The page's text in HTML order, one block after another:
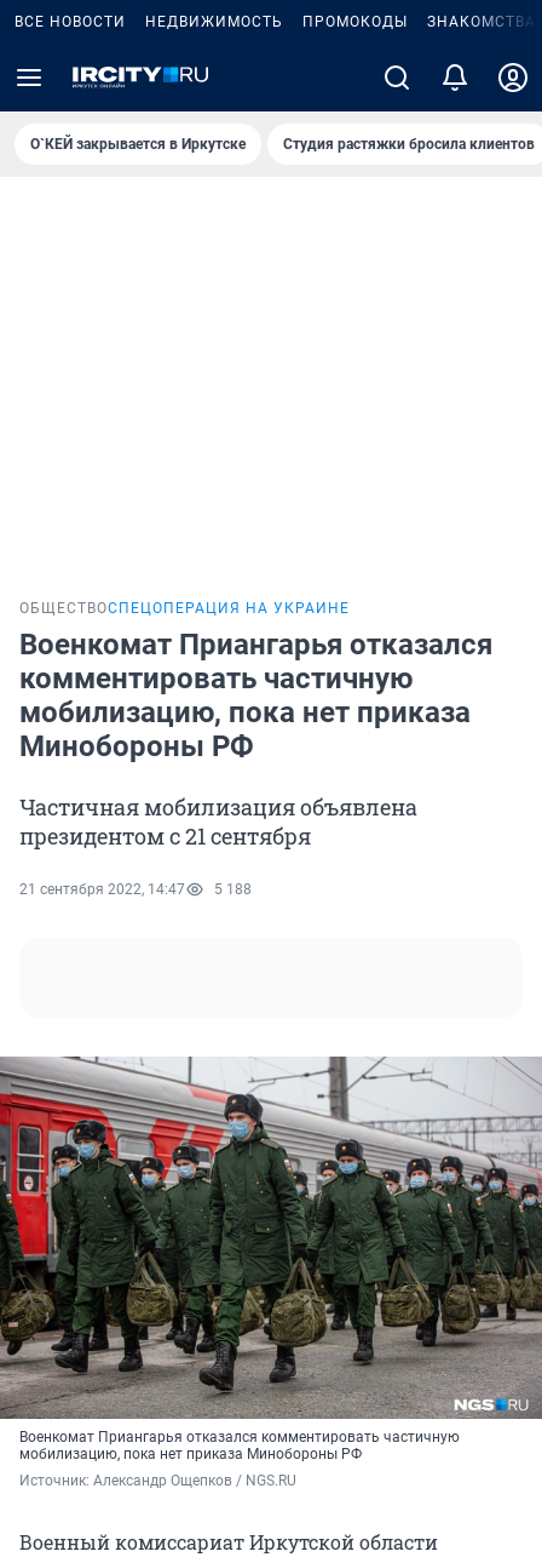
ВСЕ НОВОСТИ НЕДВИЖИМОСТЬ ПРОМОКОДЫ ЗНАКОМСТВА
О`КЕЙ закрывается в Иркутске Студия растяжки бросила клиентов
ОБЩЕСТВОСПЕЦОПЕРАЦИЯ НА УКРАИНЕ
Военкомат Приангарья отказался
комментировать частичную
мобилизацию, пока нет приказа
Минобороны РФ
Частичная мобилизация объявлена
президентом с 21 сентября
21 сентября 2022, 14:47 5 188
Военкомат Приангарья отказался комментировать частичную
мобилизацию, пока нет приказа Минобороны РФ
Источник: Александр Ощепков / NGS.RU
Военный комиссариат Иркутской области